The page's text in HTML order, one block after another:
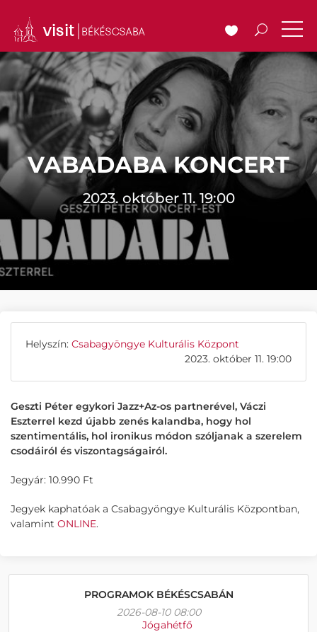
VABADABA KONCERT
2023. október 11. 19:00
Helyszín: Csabagyöngye Kulturális Központ
2023. október 11. 19:00
Geszti Péter egykori Jazz+Az-os partnerével, Váczi
Eszterrel kezd újabb zenés kalandba, hogy hol
szentimentális, hol ironikus módon szóljanak a szerelem
csodáiról és viszontagságairól.
Jegyár: 10.990 Ft
Jegyek kaphatóak a Csabagyöngye Kulturális Központban,
valamint ONLINE.
PROGRAMOK BÉKÉSCSABÁN
2026-08-10 08:00
Jógahétfő